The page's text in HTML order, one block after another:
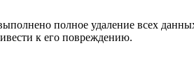
полное удаление всех
к его повреждению.